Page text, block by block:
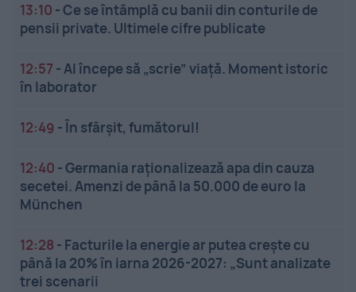
13:10 -Ce se întâmplă cu banii din conturile de
pensii private. Ultimele cifre publicate
12:57 -AI începe să „scrie” viață. Moment istoric
în laborator
12:49 -În sfârșit, fumătorul!
12:40 -Germania raționalizează apa din cauza
secetei. Amenzi de până la 50.000 de euro la
München
12:28 - Facturile la energie ar putea crește cu
până la 20% în iarna 2026-2027: „Sunt analizate
trei scenarii